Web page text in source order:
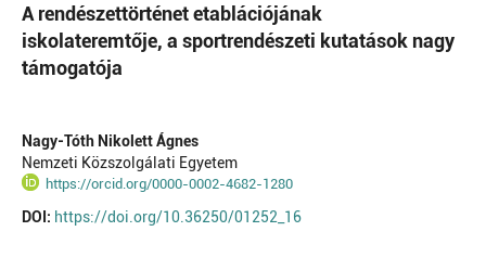
A rendészettörténet etablációjának
iskolateremtője, a sportrendészeti kutatások nagy
támogatója
Nagy-Tóth Nikolett Ágnes
Nemzeti Közszolgálati Egyetem
https://orcid.org/0000-0002-4682-1280
DOI: https://doi.org/10.36250/01252_16